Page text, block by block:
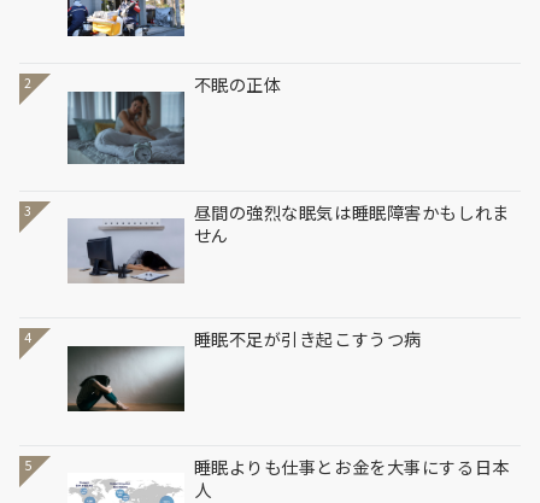
2 不眠の正体
3
昼間の強烈な眠気は睡眠障害かもしれま
せん
4 睡眠不足が引き起こすうつ病
5
睡眠よりも仕事とお金を大事にする日本
人